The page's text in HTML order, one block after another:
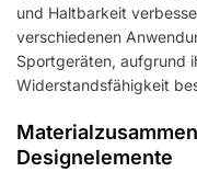
und Haltbarkeit
verschiedenen
Sportgeräten, aufgrund
Widerstandsfähigkeit
Designelemente